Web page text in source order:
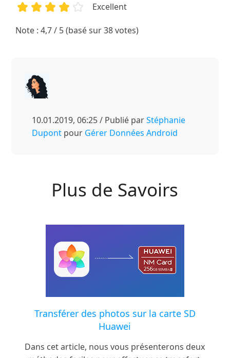
1 3 4
Excellent
Note : 4,7 / 5 (basé sur 38 votes)
10.01.2019, 06:25 / Publié parStéphanie
Dupont pour Gérer Données Android
Plus de Savoirs
Transférer des photos sur la carte SD
Huawei
Dans cet article, nous vous présenterons deux